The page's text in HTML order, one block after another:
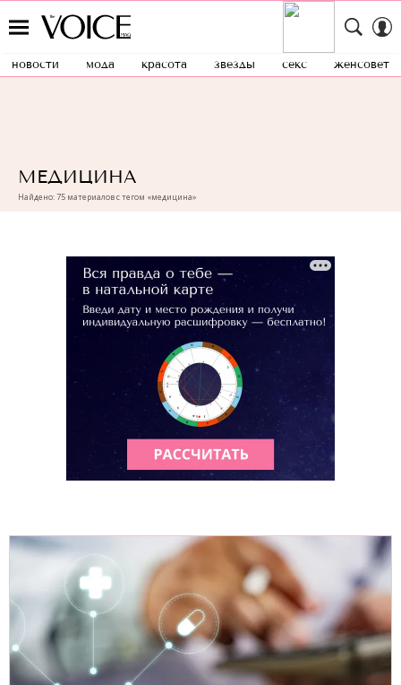
новости мода красота звезды секс женсовет
МЕДИЦИНА
Найдено: 75 материалов с тегом «медицина»